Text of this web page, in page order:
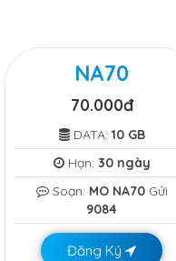
NA70
70.000đ
DATA: 10 GB
Hạn: 30 ngày
Soạn: MO NA70Gửi
9084
Đăng Ký